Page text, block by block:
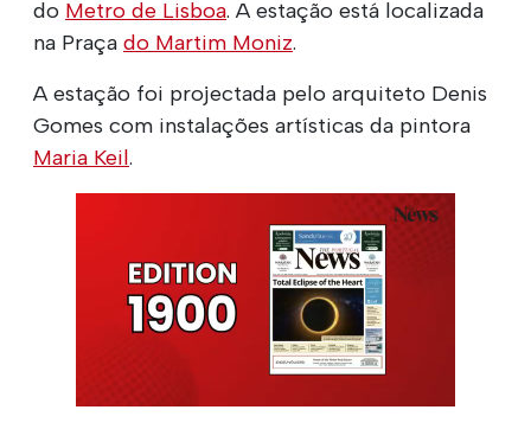
do Metro de Lisboa. A estação está localizada
na Praça do Martim Moniz.
A estação foi projectada pelo arquiteto Denis
Gomes com instalações artísticas da pintora
Maria Keil.